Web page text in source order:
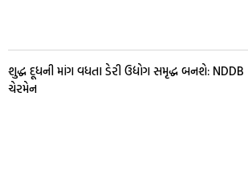
શુદ્ધ દૂધની માંગ વધતા ડેરી ઉદ્યોગ સમૃદ્ધ બનશે: NDDB
ચેરમેન